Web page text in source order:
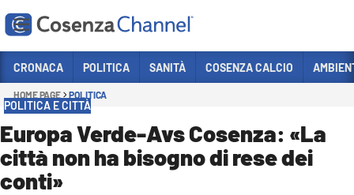
Sezioni
POLITICA
COSENZA CALCIO
CRONACA POLITICA SANITÀ COSENZA CALCIO
HOME PAGE POLITICA
POLITICA E CITTÀ
Europa Verde-Avs Cosenza: «La
città non ha bisogno di rese dei
conti»